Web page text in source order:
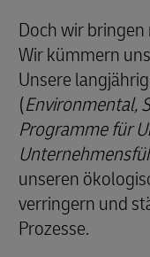
Doch wir
Wir kümmern
Unsere
(Environmental,
Programme für
unseren
verringern und
Prozesse.